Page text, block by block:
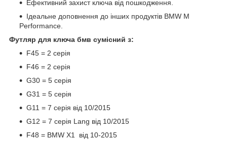
Ефективний захист ключа від пошкодження.
Ідеальне доповнення до інших продуктів BMW M
Performance.
Футляр для ключа бмв сумісний з:
F45 = 2 серія
F46 = 2 серія
G30 = 5 серія
G31 = 5 серія
G11 = 7 серія від 10/2015
G12 = 7 серія Lang від 10/2015
F48 = BMW X1 від 10-2015